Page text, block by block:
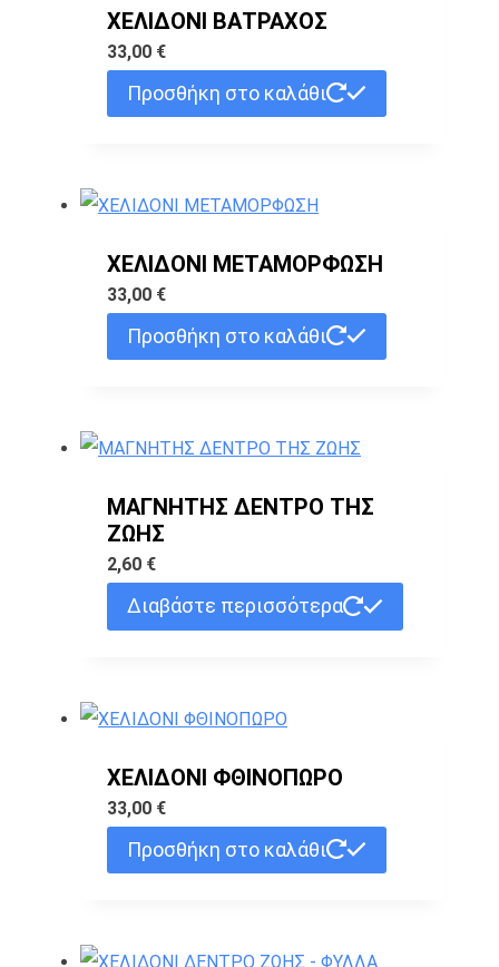
ΧΕΛΙΔΟΝΙ ΒΑΤΡΑΧΟΣ
33,00 €
Προσθήκη στο καλάθι
ΧΕΛΙΔΟΝΙ ΜΕΤΑΜΟΡΦΩΣΗ
33,00 €
Προσθήκη στο καλάθι
ΜΑΓΝΗΤΗΣ ΔΕΝΤΡΟ ΤΗΣ
ΖΩΗΣ
2,60 €
Διαβάστε περισσότερα
ΧΕΛΙΔΟΝΙ ΦΘΙΝΟΠΩΡΟ
33,00 €
Προσθήκη στο καλάθι